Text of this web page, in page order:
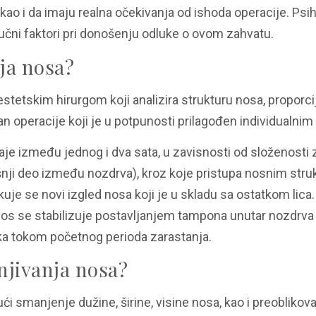
i da imaju realna očekivanja od ishoda operacije.
faktori pri donošenju odluke o ovom zahvatu.​
nosa?
hirurgom koji analizira strukturu nosa,
operacije koji je u potpunosti prilagođen
između jednog i dva sata, u zavisnosti od složenosti
deo između nozdrva), kroz koje pristupa nosnim
se novi izgled nosa koji je u skladu sa ostatkom
se stabilizuje postavljanjem tampona unutar
tokom početnog perioda zarastanja.​
nosa?
smanjenje dužine, širine, visine nosa, kao i